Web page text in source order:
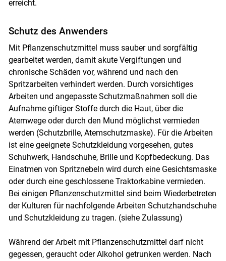
erreicht.
Schutz des Anwenders
Mit Pflanzenschutzmittel muss sauber und sorgfältig
gearbeitet werden, damit akute Vergiftungen und
chronische Schäden vor, während und nach den
Spritzarbeiten verhindert werden. Durch vorsichtiges
Arbeiten und angepasste Schutzmaßnahmen soll die
Aufnahme giftiger Stoffe durch die Haut, über die
Atemwege oder durch den Mund möglichst vermieden
werden (Schutzbrille, Atemschutzmaske). Für die Arbeiten
ist eine geeignete Schutzkleidung vorgesehen, gutes
Schuhwerk, Handschuhe, Brille und Kopfbedeckung. Das
Einatmen von Spritznebeln wird durch eine Gesichtsmaske
oder durch eine geschlossene Traktorkabine vermieden.
Bei einigen Pflanzenschutzmittel sind beim Wiederbetreten
der Kulturen für nachfolgende Arbeiten Schutzhandschuhe
und Schutzkleidung zu tragen. (siehe Zulassung)
Während der Arbeit mit Pflanzenschutzmittel darf nicht
gegessen, geraucht oder Alkohol getrunken werden. Nach